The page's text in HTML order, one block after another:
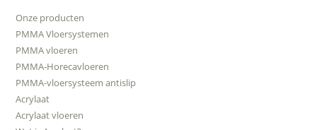
Onze producten
PMMA Vloersystemen
PMMA vloeren
PMMA-Horecavloeren
PMMA-vloersysteem antislip
Acrylaat
Acrylaat vloeren